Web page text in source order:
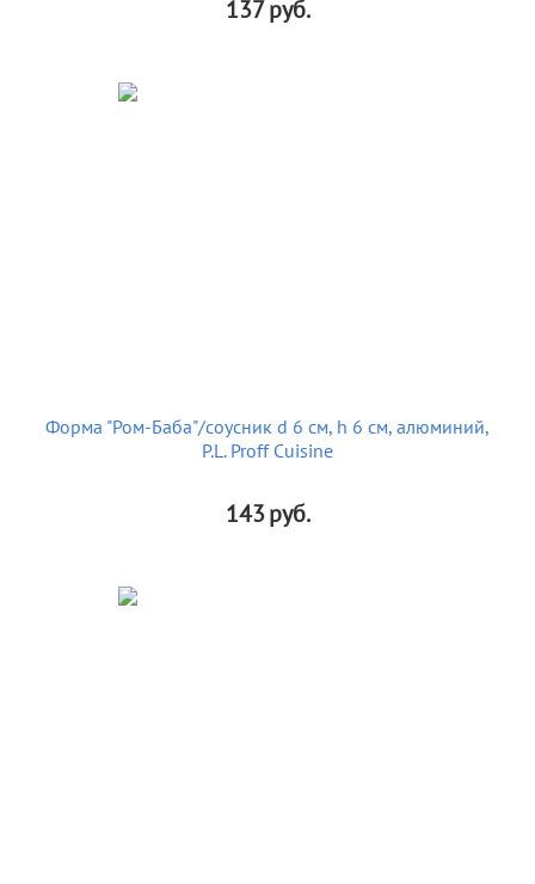
137руб.
Форма "Ром-Баба"/соусник d 6 см, h 6 см, алюминий,
P.L. Proff Cuisine
143руб.